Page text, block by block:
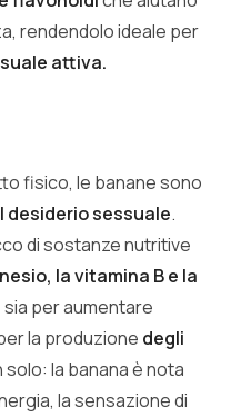
rendendolo ideale per
attiva.
fisico, le banane sono
desiderio sessuale.
di sostanze nutritive
la vitamina B e la
per aumentare
la produzione degli
solo: la banana è nota
la sensazione di